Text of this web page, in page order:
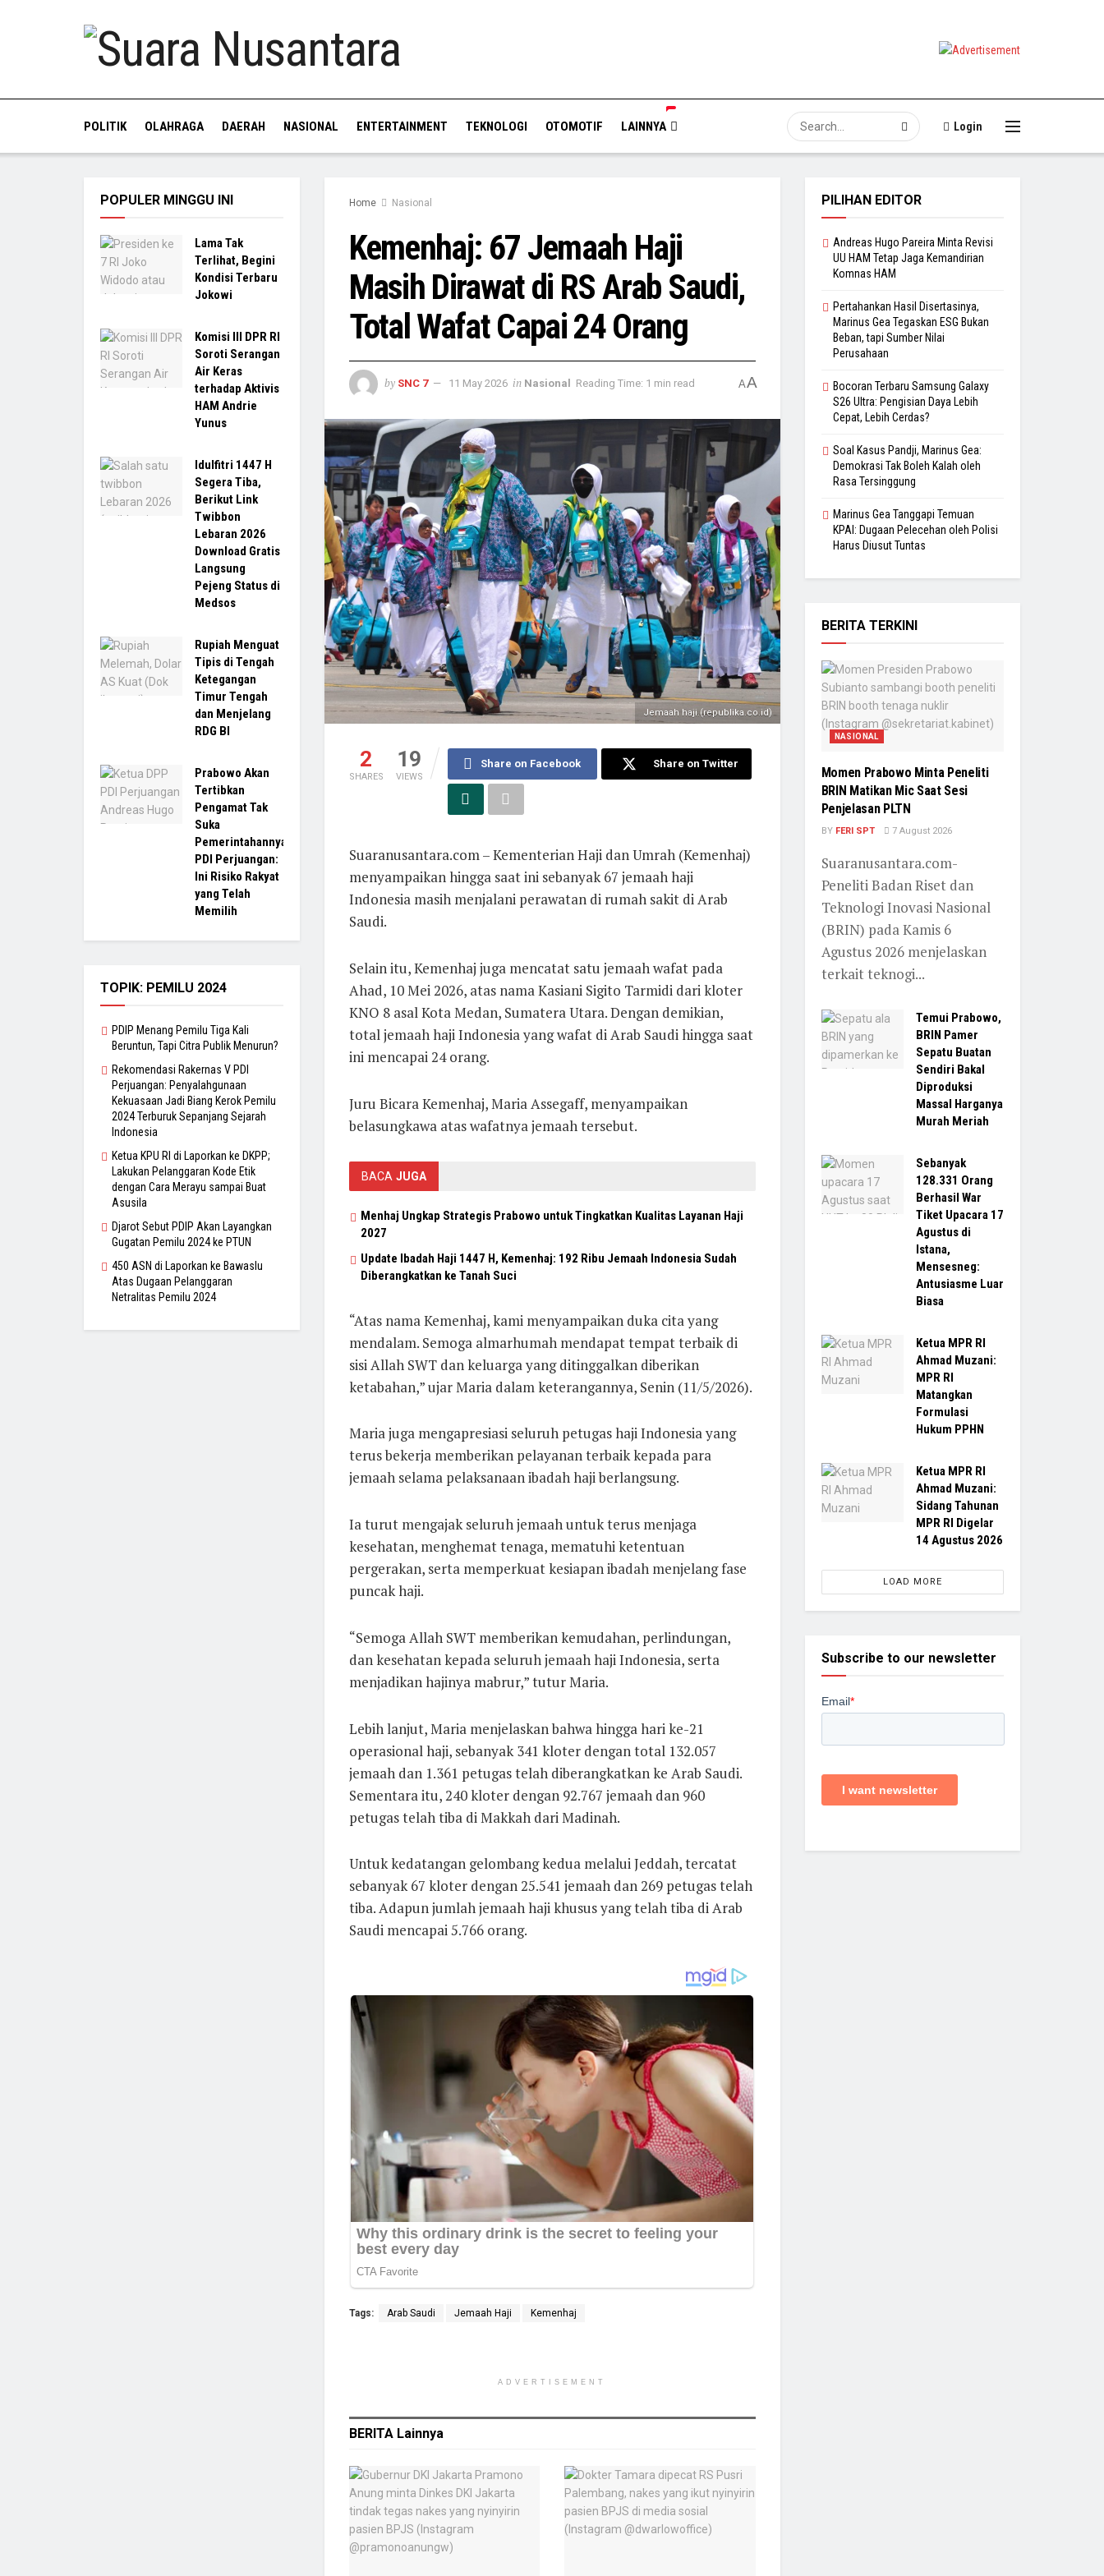
POLITIK OLAHRAGA DAERAH NASIONAL ENTERTAINMENT TEKNOLOGI OTOMOTIF LAINNYA Login
Home Nasional
Kemenhaj: 67 Jemaah Haji
Masih Dirawat di RS Arab Saudi,
Total Wafat Capai 24 Orang
by SNC 7 11 May 2026 in Nasional Reading Time: 1 min read AA
Jemaah haji.(republika.co.id)
2
SHARES
19
VIEWS
Share on Facebook Share on Twitter
Suaranusantara.com – Kementerian Haji dan Umrah (Kemenhaj)
menyampaikan hingga saat ini sebanyak 67 jemaah haji
Indonesia masih menjalani perawatan di rumah sakit di Arab
Saudi.
Selain itu, Kemenhaj juga mencatat satu jemaah wafat pada
Ahad, 10 Mei 2026, atas nama Kasiani Sigito Tarmidi dari kloter
KNO 8 asal Kota Medan, Sumatera Utara. Dengan demikian,
total jemaah haji Indonesia yang wafat di Arab Saudi hingga saat
ini mencapai 24 orang.
Juru Bicara Kemenhaj, Maria Assegaff, menyampaikan
belasungkawa atas wafatnya jemaah tersebut.
BACA JUGA
Menhaj Ungkap Strategis Prabowo untuk Tingkatkan Kualitas Layanan Haji
2027
Update Ibadah Haji 1447 H, Kemenhaj: 192 Ribu Jemaah Indonesia Sudah
Diberangkatkan ke Tanah Suci
“Atas nama Kemenhaj, kami menyampaikan duka cita yang
mendalam. Semoga almarhumah mendapat tempat terbaik di
sisi Allah SWT dan keluarga yang ditinggalkan diberikan
ketabahan,” ujar Maria dalam keterangannya, Senin (11/5/2026).
Maria juga mengapresiasi seluruh petugas haji Indonesia yang
terus bekerja memberikan pelayanan terbaik kepada para
jemaah selama pelaksanaan ibadah haji berlangsung.
Ia turut mengajak seluruh jemaah untuk terus menjaga
kesehatan, menghemat tenaga, mematuhi ketentuan
pergerakan, serta memperkuat kesiapan ibadah menjelang fase
puncak haji.
“Semoga Allah SWT memberikan kemudahan, perlindungan,
dan kesehatan kepada seluruh jemaah haji Indonesia, serta
menjadikan hajinya mabrur,” tutur Maria.
Lebih lanjut, Maria menjelaskan bahwa hingga hari ke-21
operasional haji, sebanyak 341 kloter dengan total 132.057
jemaah dan 1.361 petugas telah diberangkatkan ke Arab Saudi.
Sementara itu, 240 kloter dengan 92.767 jemaah dan 960
petugas telah tiba di Makkah dari Madinah.
Untuk kedatangan gelombang kedua melalui Jeddah, tercatat
sebanyak 67 kloter dengan 25.541 jemaah dan 269 petugas telah
tiba. Adapun jumlah jemaah haji khusus yang telah tiba di Arab
Saudi mencapai 5.766 orang.
Tags: Arab Saudi Jemaah Haji Kemenhaj
ADVERTISEMENT
BERITA Lainnya
POPULER MINGGU INI
Lama Tak
Terlihat, Begini
Kondisi Terbaru
Jokowi
Komisi III DPR RI
Soroti Serangan
Air Keras
terhadap Aktivis
HAM Andrie
Yunus
Idulfitri 1447 H
Segera Tiba,
Berikut Link
Twibbon
Lebaran 2026
Download Gratis
Langsung
Pejeng Status di
Medsos
Rupiah Menguat
Tipis di Tengah
Ketegangan
Timur Tengah
dan Menjelang
RDG BI
Prabowo Akan
Tertibkan
Pengamat Tak
Suka
Pemerintahannya,
PDI Perjuangan:
Ini Risiko Rakyat
yang Telah
Memilih
TOPIK: PEMILU 2024
PDIP Menang Pemilu Tiga Kali
Beruntun, Tapi Citra Publik Menurun?
Rekomendasi Rakernas V PDI
Perjuangan: Penyalahgunaan
Kekuasaan Jadi Biang Kerok Pemilu
2024 Terburuk Sepanjang Sejarah
Indonesia
Ketua KPU RI di Laporkan ke DKPP;
Lakukan Pelanggaran Kode Etik
dengan Cara Merayu sampai Buat
Asusila
Djarot Sebut PDIP Akan Layangkan
Gugatan Pemilu 2024 ke PTUN
450 ASN di Laporkan ke Bawaslu
Atas Dugaan Pelanggaran
Netralitas Pemilu 2024
PILIHAN EDITOR
Andreas Hugo Pareira Minta Revisi
UU HAM Tetap Jaga Kemandirian
Komnas HAM
Pertahankan Hasil Disertasinya,
Marinus Gea Tegaskan ESG Bukan
Beban, tapi Sumber Nilai
Perusahaan
Bocoran Terbaru Samsung Galaxy
S26 Ultra: Pengisian Daya Lebih
Cepat, Lebih Cerdas?
Soal Kasus Pandji, Marinus Gea:
Demokrasi Tak Boleh Kalah oleh
Rasa Tersinggung
Marinus Gea Tanggapi Temuan
KPAI: Dugaan Pelecehan oleh Polisi
Harus Diusut Tuntas
BERITA TERKINI
NASIONAL
Momen Prabowo Minta Peneliti
BRIN Matikan Mic Saat Sesi
Penjelasan PLTN
BY FERI SPT 7 August 2026
Suaranusantara.com-
Peneliti Badan Riset dan
Teknologi Inovasi Nasional
(BRIN) pada Kamis 6
Agustus 2026 menjelaskan
terkait teknogi...
Temui Prabowo,
BRIN Pamer
Sepatu Buatan
Sendiri Bakal
Diproduksi
Massal Harganya
Murah Meriah
Sebanyak
128.331 Orang
Berhasil War
Tiket Upacara 17
Agustus di
Istana,
Mensesneg:
Antusiasme Luar
Biasa
Ketua MPR RI
Ahmad Muzani:
MPR RI
Matangkan
Formulasi
Hukum PPHN
Ketua MPR RI
Ahmad Muzani:
Sidang Tahunan
MPR RI Digelar
14 Agustus 2026
LOAD MORE
Subscribe to our newsletter